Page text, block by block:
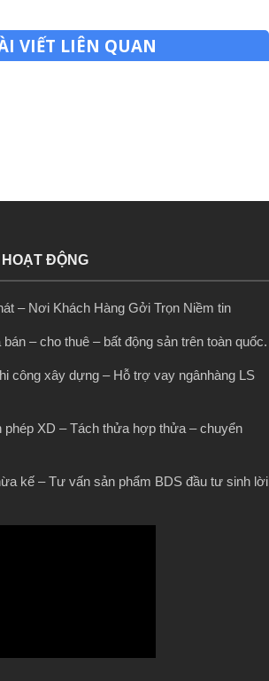
VIẾT LIÊN QUAN
ĐỘNG
– Nơi Khách Hàng Gởi Trọn Niềm tin
– cho thuê – bất động sản trên toàn quốc.
công xây dựng – Hỗ trợ vay ngânhàng LS
phép XD – Tách thửa hợp thửa – chuyển
kế – Tư vấn sản phẩm BDS đầu tư sinh lời